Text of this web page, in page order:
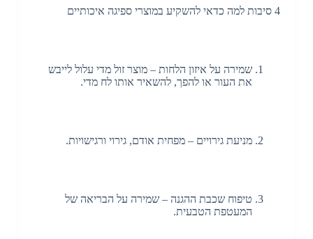
4 סיבות למה כדאי להשקיע במוצרי ספיגה איכותיים
שמירה על איזון הלחות – מוצר זול מדי עלול לייבש
את העור או להפך, להשאיר אותו לח מדי.
מניעת גירויים – מפחית אודם, גירוי ורגישויות.
טיפוח שכבת ההגנה – שמירה על הבריאה של
המעטפת הטבעית.